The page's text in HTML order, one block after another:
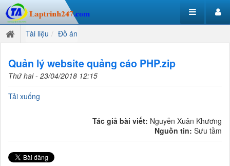
Tài liệu Đồ án
Quản lý website quảng cáo PHP.zip
Thứ hai - 23/04/2018 12:15
Tải xuống
Tác giả bài viết: Nguyễn Xuân Khương
Nguồn tin: Sưu tầm